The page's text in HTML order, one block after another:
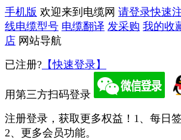
手机版 欢迎来到电缆网 请登录快速
线电缆型号 电缆翻译 发采购 我的收
店 网站导航
已注册? 【快速登录】
用第三方扫码登录
注册登录，获取更多权益！ 1、每日签
2、更多会员功能。